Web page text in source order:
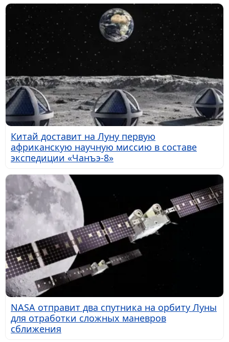
Китай доставит на Луну первую
африканскую научную миссию в составе
экспедиции «Чанъэ-8»
NASA отправит два спутника на орбиту Луны
для отработки сложных маневров
сближения